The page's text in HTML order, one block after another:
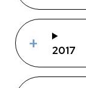
2017